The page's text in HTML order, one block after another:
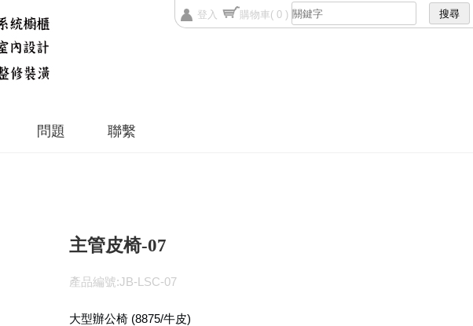
登入 購物車( 0 )
問題 聯繫
主管皮椅-07
產品編號:JB-LSC-07
大型辦公椅 (8875/牛皮)